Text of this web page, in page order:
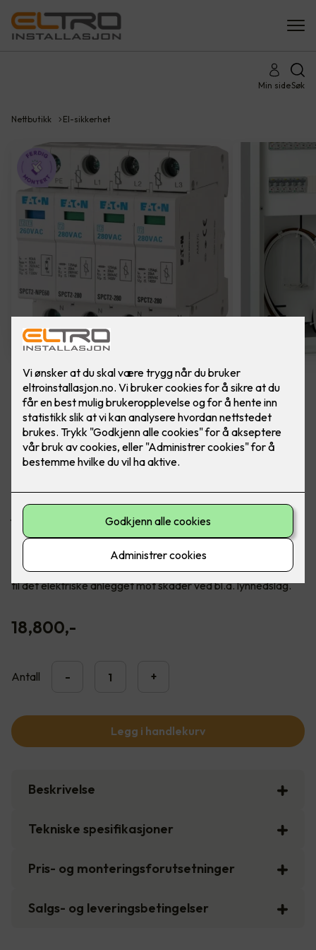
Min sideSøk
Nettbutikk El-sikkerhet
Rehabilitering av sikringsskap
Ferdig montert rehab sikringsskap m/ innmat.
Boligskap IT 50A 12 kurser.
jordfeilautomater på alle kurser, og hever dermed
sikkerhetsnivået for deg og ditt hjem betydelig.
Det følger også med et overspenningsvern i pakken.
Overspenningsvern skal beskytte apparater og utstyr koblet
til det elektriske anlegget mot skader ved bl.a. lynnedslag.
18,800,-
Antall - +
Legg i handlekurv
Beskrivelse
Tekniske spesifikasjoner
Pris- og monteringsforutsetninger
Salgs- og leveringsbetingelser